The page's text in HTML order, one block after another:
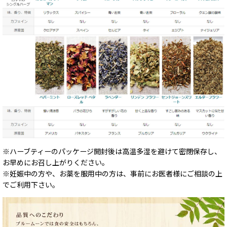
※ハーブティーのパッケージ開封後は高温多湿を避けて密閉保存し、
お早めにお召し上がりください。
※妊娠中の方や、お薬を服用中の方は、事前にお医者様にご相談の上
でご利用下さい。